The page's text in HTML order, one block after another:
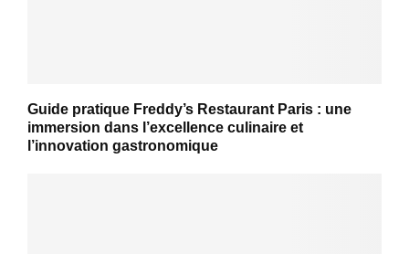
Guide pratique Freddy’s Restaurant Paris : une
immersion dans l’excellence culinaire et
l’innovation gastronomique